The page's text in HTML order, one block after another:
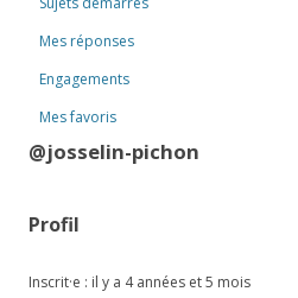
Mes réponses
Engagements
Mes favoris
@josselin-pichon
Profil
Inscrit·e : il y a 4 années et 5 mois